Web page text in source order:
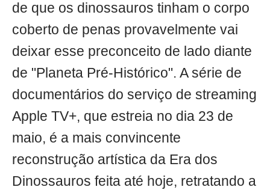
de que os dinossauros tinham o corpo
coberto de penas provavelmente vai
deixar esse preconceito de lado diante
de "Planeta Pré-Histórico". A série de
documentários do serviço de streaming
Apple TV+, que estreia no dia 23 de
maio, é a mais convincente
reconstrução artística da Era dos
Dinossauros feita até hoje, retratando a